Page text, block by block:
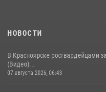
НОВОСТИ
В Красноярске росгвардейцами
(Видео)...
07 августа 2026, 06:43